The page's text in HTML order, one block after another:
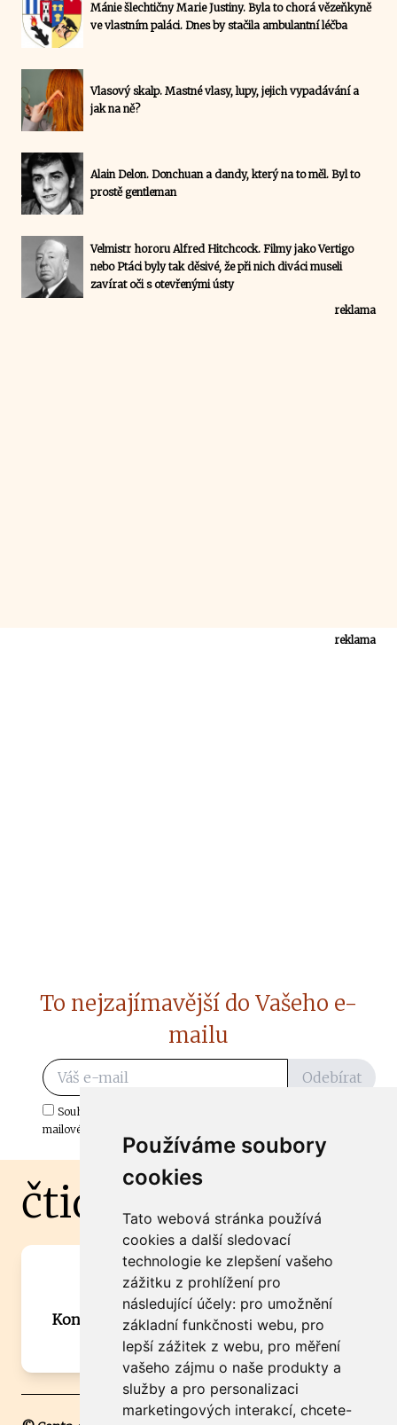
Používáme soubory
cookies
Tato webová stránka používá
cookies a další sledovací
technologie ke zlepšení vašeho
zážitku z prohlížení pro
následující účely: pro umožnění
základní funkčnosti webu, pro
lepší zážitek z webu, pro měření
vašeho zájmu o naše produkty a
služby a pro personalizaci
marketingových interakcí, chcete-
Mánie šlechtičny Marie Justiny. Byla to chorá vězeňkyně
ve vlastním paláci. Dnes by stačila ambulantní léčba
Vlasový skalp. Mastné vlasy, lupy, jejich vypadávání a
jak na ně?
Alain Delon. Donchuan a dandy, který na to měl. Byl to
prostě gentleman
Velmistr hororu Alfred Hitchcock. Filmy jako Vertigo
nebo Ptáci byly tak děsivé, že při nich diváci museli
zavírat oči s otevřenými ústy
reklama
reklama
To nejzajímavější do Vašeho e-
mailu
Odebírat
Souhlasím s odběrem důležitých zpráv ze ČtiDoma.cz do mé e-
mailové schránky.
čtidoma.cz
Máte zajímavou informaci? Chcete
spolupracovat?
Kontaktujte šéfredaktora Martina Chalupu:
chalupa@ctidoma.cz